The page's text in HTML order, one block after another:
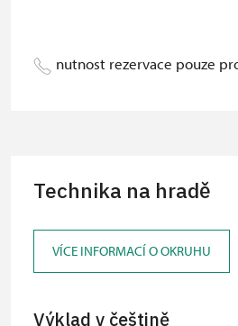
ČR *
Průkaz ICOMOS *
Celoroční volné vstupenky
nutnost rezervace pouze
Technika na hradě
VÍCE INFORMACÍ O OKRUHU
Výklad v češtině